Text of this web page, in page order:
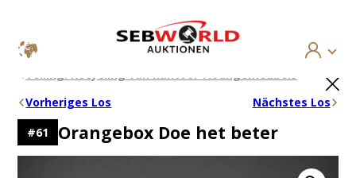
naar
inhoud
Veiling: Recycling van kantoor-/loungemeubels
Vorheriges Los
Nächstes Los
#61 Orangebox Doe het beter
×